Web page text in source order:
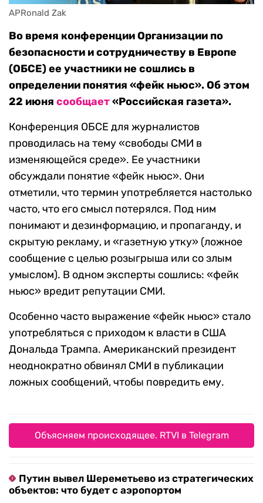
APRonald Zak
Во время конференции Организации по
безопасности и сотрудничеству в Европе
(ОБСЕ) ее участники не сошлись в
определении понятия «фейк ньюс». Об этом
22 июня сообщает«Российская газета».
Конференция ОБСЕ для журналистов
проводилась на тему «свободы СМИ в
изменяющейся среде». Ее участники
обсуждали понятие «фейк ньюс». Они
отметили, что термин употребляется настолько
часто, что его смысл потерялся. Под ним
понимают и дезинформацию, и пропаганду, и
скрытую рекламу, и «газетную утку» (ложное
сообщение с целью розыгрыша или со злым
умыслом). В одном эксперты сошлись: «фейк
ньюс» вредит репутации СМИ.
Особенно часто выражение «фейк ньюс» стало
употребляться с приходом к власти в США
Дональда Трампа. Американский президент
неоднократно обвинял СМИ в публикации
ложных сообщений, чтобы повредить ему.
Объясняем происходящее. RTVI в Telegram
Путин вывел Шереметьево из стратегических
объектов: что будет с аэропортом